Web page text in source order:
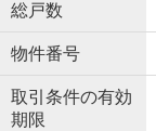
総戸数
物件番号
取引条件の有効
期限